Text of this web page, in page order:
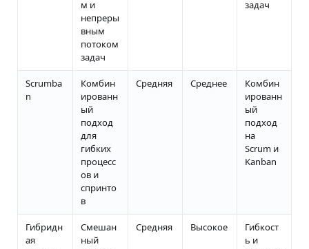
м и
непреры
вным
потоком
задач
задач
Scrumba
n
Комбин
ированн
ый
подход
для
гибких
процесс
ов и
спринто
в
Средняя Среднее
Комбин
ированн
ый
подход
на
Scrum и
Kanban
Гибридн
ая
Смешан
ный
Средняя Высокое
Гибкост
ь и